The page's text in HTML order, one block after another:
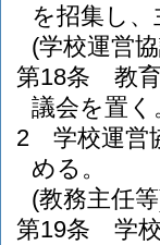
を招集し
(学校運営
第18条
教
議会を置く
2
学校運営
める。
(教務主任
第19条
学